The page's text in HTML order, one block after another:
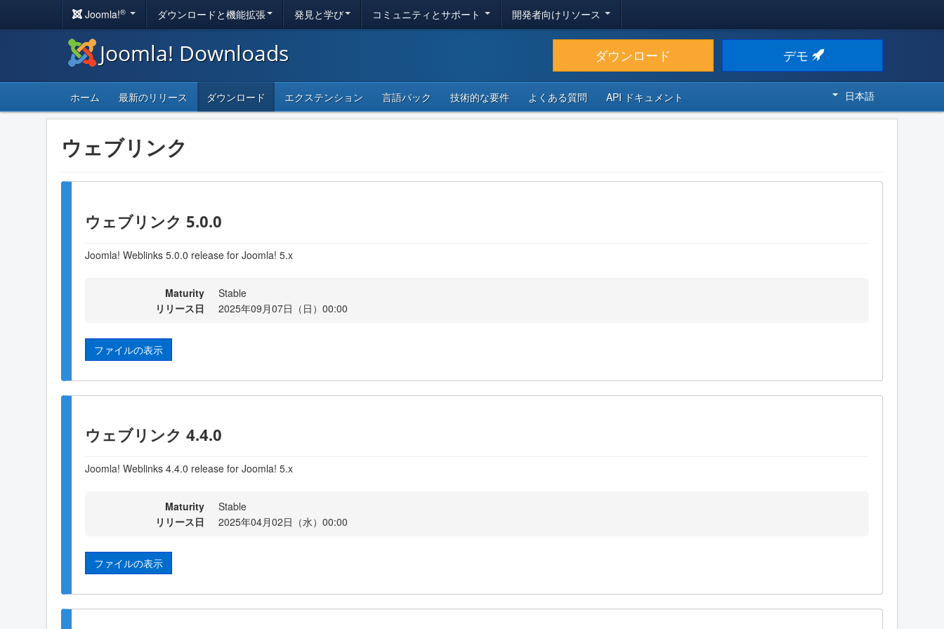
Joomla!® ダウンロードと機能拡張 発見と学び コミュニティとサポート 開発者向けリソース
Joomla! Downloads ダウンロード デモ
ホーム 最新のリリース ダウンロード エクステンション 言語パック 技術的な要件 よくある質問 API ドキュメント 日本語
ウェブリンク
ウェブリンク 5.0.0
Joomla! Weblinks 5.0.0 release for Joomla! 5.x
Maturity
Stable
リリース日
2025年09月07日（日）00:00
ファイルの表示
ウェブリンク 4.4.0
Joomla! Weblinks 4.4.0 release for Joomla! 5.x
Maturity
Stable
リリース日
2025年04月02日（水）00:00
ファイルの表示